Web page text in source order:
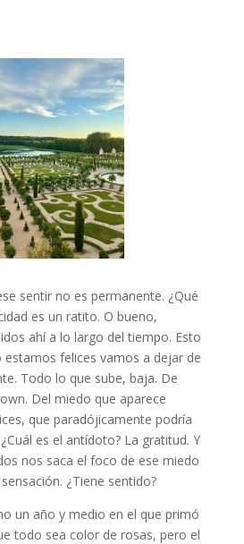
sentir no es permanente. ¿Qué
es un ratito. O bueno,
ahí a lo largo del tiempo. Esto
estamos felices vamos a dejar de
Todo lo que sube, baja. De
Del miedo que aparece
que paradójicamente podría
es el antídoto? La gratitud. Y
nos saca el foco de ese miedo
¿Tiene sentido?
un año y medio en el que primó
todo sea color de rosas, pero el